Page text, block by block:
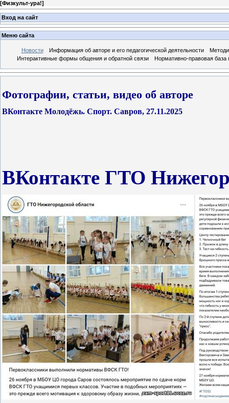
[Физкульт-ура!]
Вход на сайт
Меню сайта
Новости Информация об авторе и его педагогической деятельности
Интерактивные формы общения и обратной связи
Нормативно-правовая база
Фотографии, статьи, видео об авторе
ВКонтакте Молодёжь. Спорт. Савров, 27.11.2025
ВКонтакте ГТО